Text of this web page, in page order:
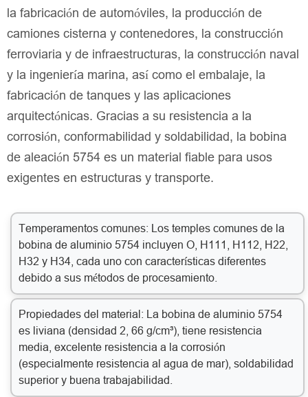
la fabricación de automóviles, la producción de
camiones cisterna y contenedores, la construcción
ferroviaria y de infraestructuras, la construcción naval
y la ingeniería marina, así como el embalaje, la
fabricación de tanques y las aplicaciones
arquitectónicas. Gracias a su resistencia a la
corrosión, conformabilidad y soldabilidad, la bobina
de aleación 5754 es un material fiable para usos
exigentes en estructuras y transporte.
Temperamentos comunes: Los temples comunes de la
bobina de aluminio 5754 incluyen O, H111, H112, H22,
H32 y H34, cada uno con características diferentes
debido a sus métodos de procesamiento.
Propiedades del material: La bobina de aluminio 5754
es liviana (densidad 2, 66 g/cm³), tiene resistencia
media, excelente resistencia a la corrosión
(especialmente resistencia al agua de mar), soldabilidad
superior y buena trabajabilidad.